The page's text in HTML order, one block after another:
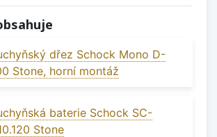
dřez Schock Mono D-
Stone, horní montáž
baterie Schock SC-
Stone